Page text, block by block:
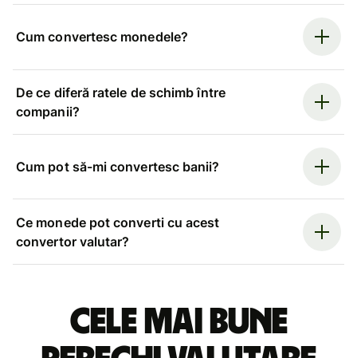
Cum convertesc monedele?
De ce diferă ratele de schimb între
companii?
Cum pot să-mi convertesc banii?
Ce monede pot converti cu acest
convertor valutar?
Cele mai bune